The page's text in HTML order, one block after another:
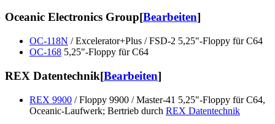
Oceanic Electronics Group[Bearbeiten]
OC-118N / Excelerator+Plus / FSD-2 5,25"-Floppy für C64
OC-168 5,25"-Floppy für C64
REX Datentechnik[Bearbeiten]
REX 9900 / Floppy 9900 / Master-41 5,25"-Floppy für C64,
Oceanic-Laufwerk; Bertrieb durch REX Datentechnik